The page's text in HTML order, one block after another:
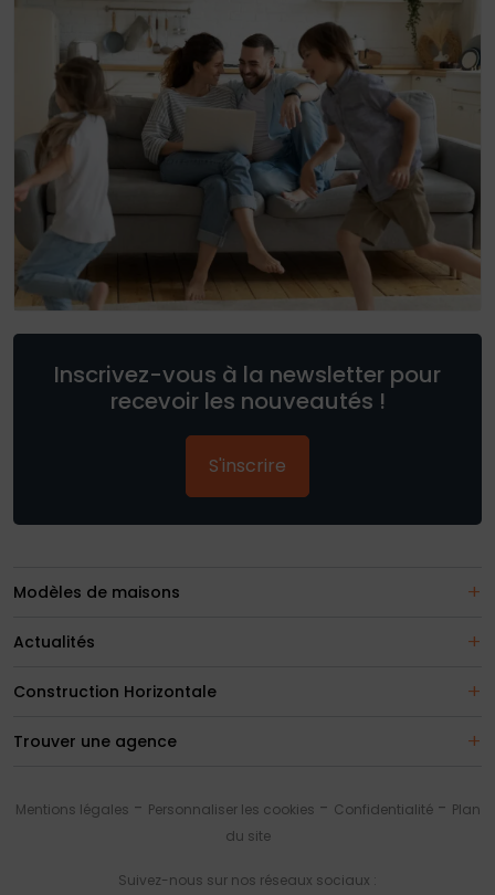
Inscrivez-vous à la newsletter pour
recevoir les nouveautés !
S'inscrire
Modèles de maisons
Actualités
Construction Horizontale
Trouver une agence
Suivez-nous sur nos réseaux sociaux :
Mentions légales Personnaliser les cookies Confidentialité
Plan
du site